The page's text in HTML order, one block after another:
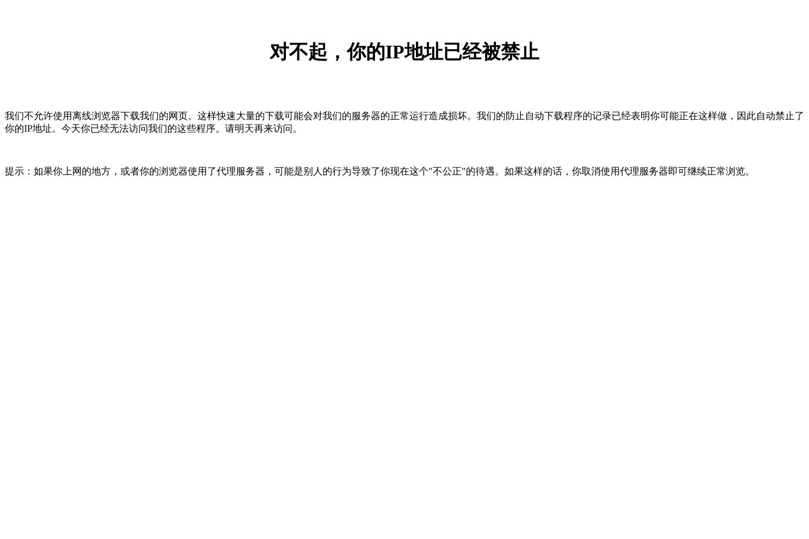
对不起，你的IP地址已经被禁止
我们不允许使用离线浏览器下载我们的网页。这样快速大量的下载可能会对我们的服务器的正常运行造成损坏。我们的防止自动下载程序的记录已经表明你可能正在这样做，因此自动禁止了
你的IP地址。今天你已经无法访问我们的这些程序。请明天再来访问。
提示：如果你上网的地方，或者你的浏览器使用了代理服务器，可能是别人的行为导致了你现在这个"不公正"的待遇。如果这样的话，你取消使用代理服务器即可继续正常浏览。